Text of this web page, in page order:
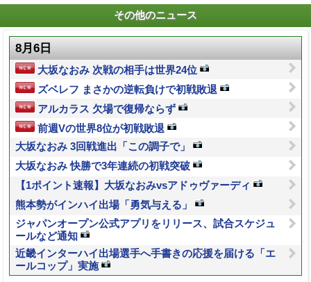
その他のニュース
8月6日
大坂なおみ 次戦の相手は世界24位
ズベレフ まさかの逆転負けで初戦敗退
アルカラス 欠場で復帰ならず
前週Vの世界8位が初戦敗退
大坂なおみ 3回戦進出「この調子で」
大坂なおみ 快勝で3年連続の初戦突破
【1ポイント速報】大坂なおみvsアドゥヴァーディ
熊本勢がインハイ出場「勇気与える」
ジャパンオープン公式アプリをリリース、試合スケジュ
ールなど通知
近畿インターハイ出場選手へ手書きの応援を届ける「エ
ールコップ」実施